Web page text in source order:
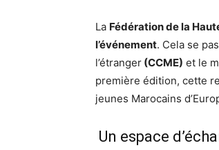
La Fédération de la
l’événement. Cela se
l’étranger (CCME) et le
première édition, cette
jeunes Marocains
Un espace